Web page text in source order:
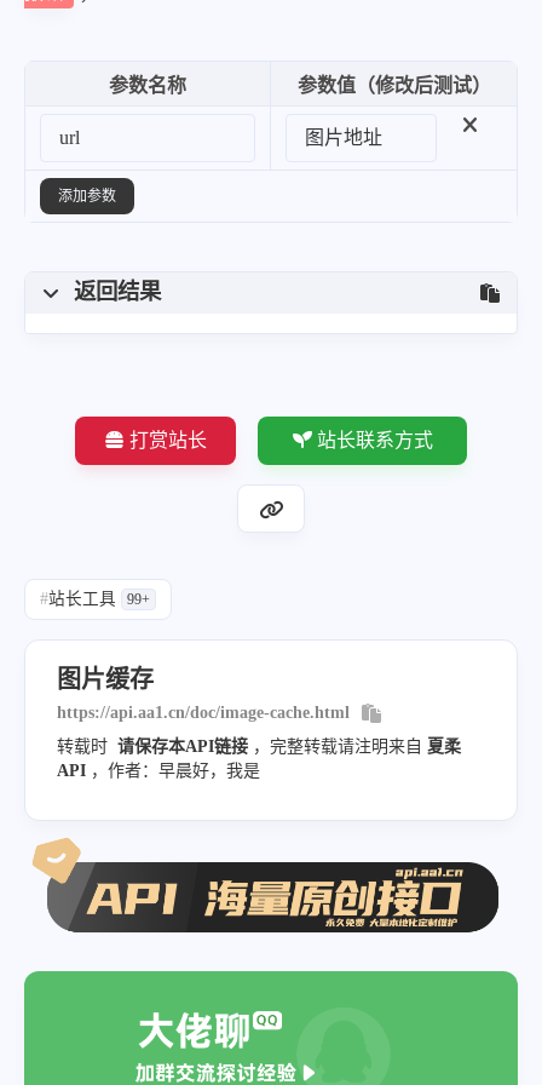
参数名称 参数值（修改后测试）
添加参数
返回结果
打赏站长 站长联系方式
#站长工具 99+
图片缓存
https://api.aa1.cn/doc/image-cache.html
转载时 请保存本API链接 ，完整转载请注明来自 夏柔
API ，作者：早晨好，我是